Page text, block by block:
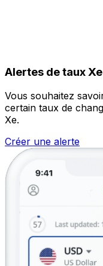
Alertes de taux Xe
Vous souhaitez
certain taux de
Xe.
Créer une alerte